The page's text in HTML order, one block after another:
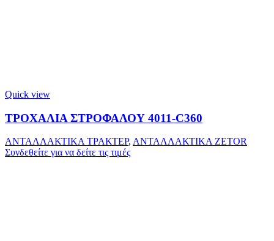
Quick view
ΤΡΟΧΑΛΙΑ ΣΤΡΟΦΑΛΟΥ 4011-C360
ΑΝΤΑΛΛΑΚΤΙΚΑ ΤΡΑΚΤΕΡ, ΑΝΤΑΛΛΑΚΤΙΚΑ ZETOR
Συνδεθείτε για να δείτε τις τιμές